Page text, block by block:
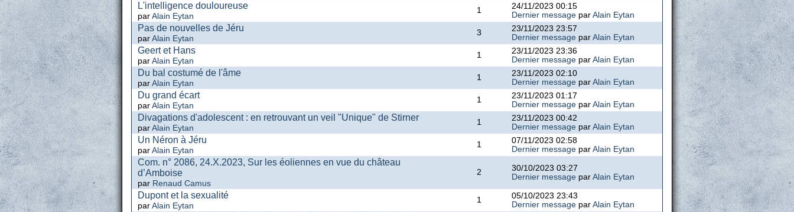
L'intelligence douloureuse
parAlain Eytan
1
24/11/2023 00:15
Dernier message par Alain Eytan
Pas de nouvelles de Jéru
parAlain Eytan
3
23/11/2023 23:57
Dernier message par Alain Eytan
Geert et Hans
parAlain Eytan
1
23/11/2023 23:36
Dernier message par Alain Eytan
Du bal costumé de l'âme
parAlain Eytan
1
23/11/2023 02:10
Dernier message par Alain Eytan
Du grand écart
parAlain Eytan
1
23/11/2023 01:17
Dernier message par Alain Eytan
Divagations d'adolescent : en retrouvant un veil "Unique" de Stirner
parAlain Eytan
1
23/11/2023 00:42
Dernier message par Alain Eytan
Un Néron à Jéru
parAlain Eytan
1
07/11/2023 02:58
Dernier message par Alain Eytan
Com. n° 2086, 24.X.2023, Sur les éoliennes en vue du château
d’Amboise
par Renaud Camus
2
30/10/2023 03:27
Dernier message par Alain Eytan
Dupont et la sexualité
parAlain Eytan
1
05/10/2023 23:43
Dernier message par Alain Eytan